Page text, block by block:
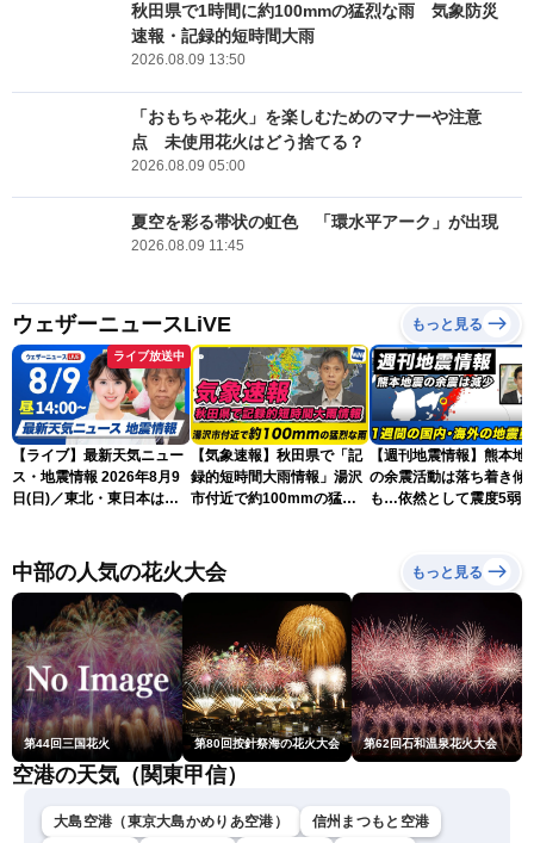
秋田県で1時間に約100mmの猛烈な雨 気象防災
速報・記録的短時間大雨
2026.08.09 13:50
「おもちゃ花火」を楽しむためのマナーや注意
点 未使用花火はどう捨てる？
2026.08.09 05:00
夏空を彩る帯状の虹色 「環水平アーク」が出現
2026.08.09 11:45
ウェザーニュースLiVE もっと見る
ライブ放送中
【ライブ】最新天気ニュー
ス・地震情報 2026年8月9
日(日)／東北・東日本は急
小川千奈／芳野達郎〉
【気象速報】秋田県で「記
録的短時間大雨情報」湯沢
市付近で約100mmの猛烈
【週刊地震情報】熊本地
の余震活動は落ち着き傾
も…依然として震度5弱警
中部の人気の花火大会 もっと見る
第44回三国花火 第80回按針祭海の花火大会 第62回石和温泉花火大会
空港の天気（関東甲信）
大島空港（東京大島かめりあ空港）
信州まつもと空港